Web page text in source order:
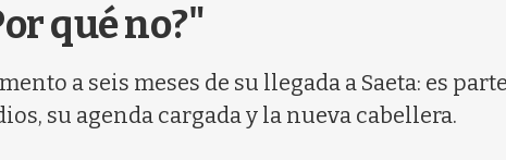
qué no?"
a seis meses de su llegada a Saeta: es
su agenda cargada y la nueva cabellera.